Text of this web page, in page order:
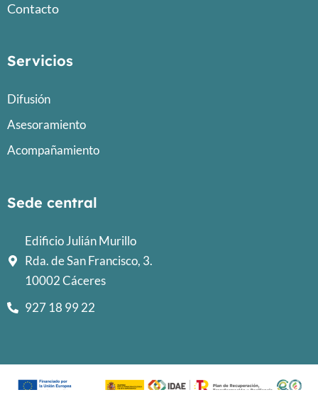
Contacto
Servicios
Difusión
Asesoramiento
Acompañamiento
Sede central
Edificio Julián Murillo
Rda. de San Francisco, 3.
10002 Cáceres
927 18 99 22